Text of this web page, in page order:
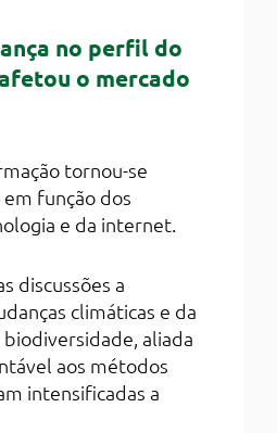
no perfil do
o mercado
tornou-se
função dos
e da internet.
discussões a
climáticas e da
aliada
aos métodos
intensificadas a